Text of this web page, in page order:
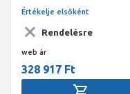
Rendelésre
Értékelje elsőként
web ár
328 917 Ft